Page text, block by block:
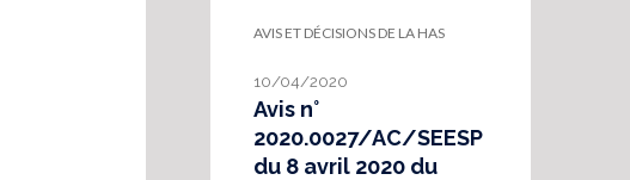
AVIS ET DÉCISIONS DE LA HAS
10/04/2020
Avis n°
2020.0027/AC/SEESP
du 8 avril 2020 du